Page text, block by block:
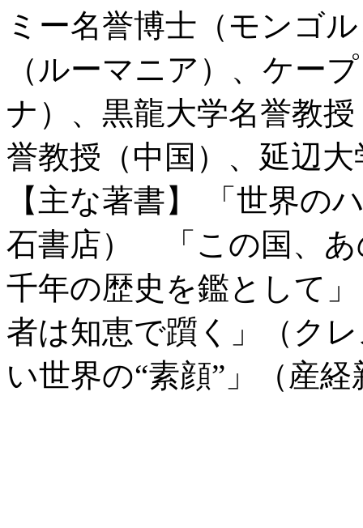
ミー名誉博士（モンゴ
（ルーマニア）、ケー
ナ）、黒龍大学名誉教
誉教授（中国）、延辺
【主な著書】 「世界の
石書店） 「この国、
千年の歴史を鑑として
者は知恵で躓く」（ク
い世界の“素顔”」（産